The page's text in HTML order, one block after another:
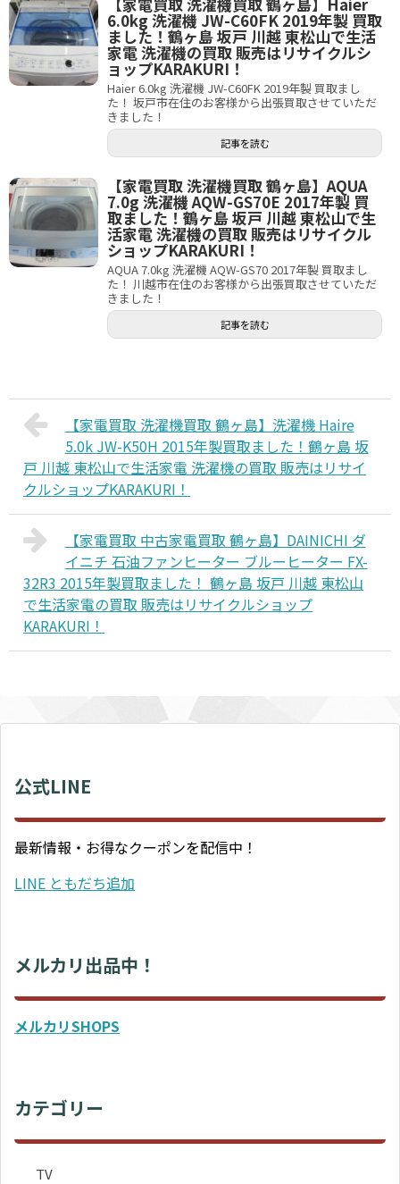
6.0kg 洗濯機 JW-C60FK 2019年製 買取
ました！鶴ヶ島 坂戸 川越 東松山で生活
家電 洗濯機の買取 販売はリサイクルシ
ョップKARAKURI！
Haier 6.0kg 洗濯機 JW-C60FK 2019年製 買取まし
た！ 坂戸市在住のお客様から出張買取させていただ
きました！
記事を読む
【家電買取 洗濯機買取 鶴ヶ島】AQUA
7.0g 洗濯機 AQW-GS70E 2017年製 買
取ました！鶴ヶ島 坂戸 川越 東松山で生
活家電 洗濯機の買取 販売はリサイクル
ショップKARAKURI！
AQUA 7.0kg 洗濯機 AQW-GS70 2017年製 買取まし
た！ 川越市在住のお客様から出張買取させていただ
きました！
記事を読む
【家電買取 洗濯機買取 鶴ヶ島】洗濯機 Haire
5.0k JW-K50H 2015年製買取ました！鶴ヶ島 坂
戸 川越 東松山で生活家電 洗濯機の買取 販売はリサイ
クルショップKARAKURI！
【家電買取 中古家電買取 鶴ヶ島】DAINICHI ダ
イニチ 石油ファンヒーター ブルーヒーター FX-
32R3 2015年製買取ました！ 鶴ヶ島 坂戸 川越 東松山
で生活家電の買取 販売はリサイクルショップ
KARAKURI！
公式LINE
最新情報・お得なクーポンを配信中！
LINE ともだち追加
メルカリ出品中！
メルカリSHOPS
カテゴリー
TV